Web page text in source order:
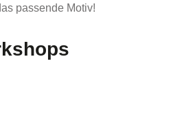
passende Motiv!